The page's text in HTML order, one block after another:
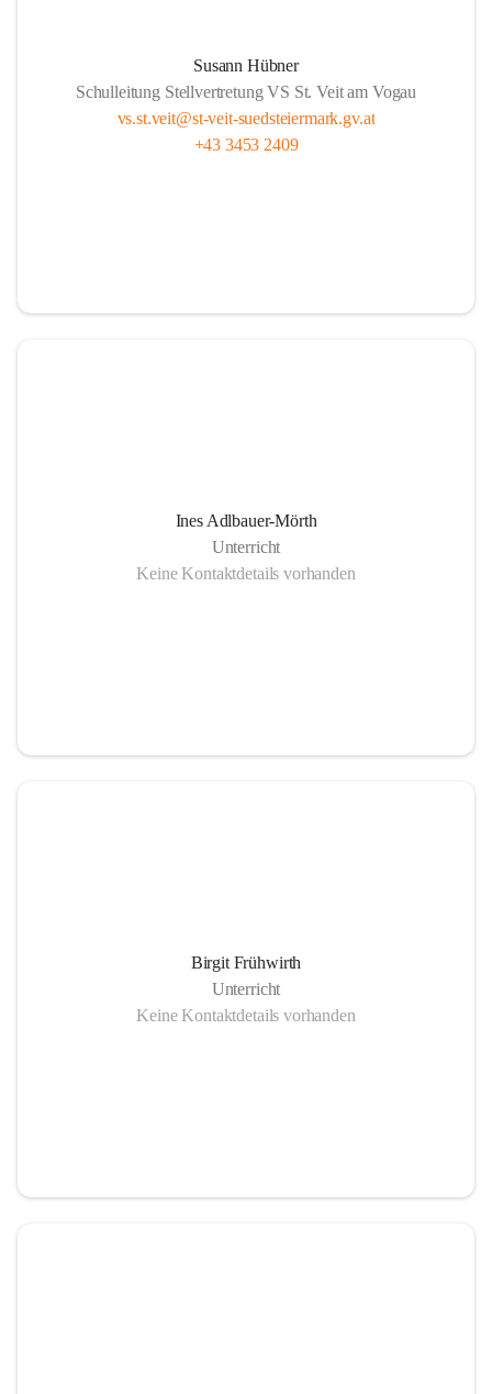
Susann Hübner
Schulleitung Stellvertretung VS St. Veit am Vogau
vs.st.veit@st-veit-suedsteiermark.gv.at
+43 3453 2409
Ines Adlbauer-Mörth
Unterricht
Keine Kontaktdetails vorhanden
Birgit Frühwirth
Unterricht
Keine Kontaktdetails vorhanden